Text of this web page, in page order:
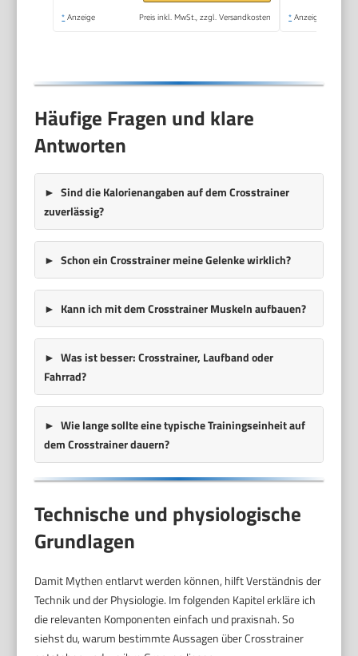
Bluetooth Monitor)
* Anzeige Preis inkl. MwSt., zzgl. Versandkosten * Anzeige
Häufige Fragen und klare
Antworten
Sind die Kalorienangaben auf dem Crosstrainer
zuverlässig?
Schon ein Crosstrainer meine Gelenke wirklich?
Kann ich mit dem Crosstrainer Muskeln aufbauen?
Was ist besser: Crosstrainer, Laufband oder
Fahrrad?
Wie lange sollte eine typische Trainingseinheit auf
dem Crosstrainer dauern?
Technische und physiologische
Grundlagen
Damit Mythen entlarvt werden können, hilft Verständnis der
Technik und der Physiologie. Im folgenden Kapitel erkläre ich
die relevanten Komponenten einfach und praxisnah. So
siehst du, warum bestimmte Aussagen über Crosstrainer